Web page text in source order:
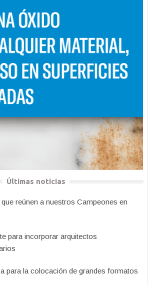
Últimas noticias
reúnen a nuestros Campeones en
para incorporar arquitectos
para la colocación de grandes formatos